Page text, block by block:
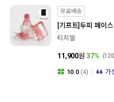
무료배송
[기프트]두피 페이
티지엘
11,900원 37%
10.0 (4) 가